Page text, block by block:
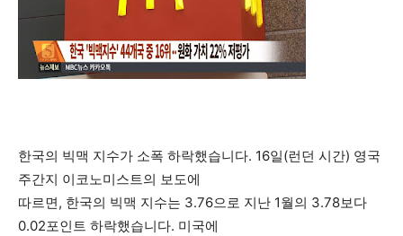
한국의 빅맥 지수가 소폭 하락했습니다. 16일(런던 시간) 영국
주간지 이코노미스트의 보도에
따르면, 한국의 빅맥 지수는 3.76으로 지난 1월의 3.78보다
0.02포인트 하락했습니다. 미국에